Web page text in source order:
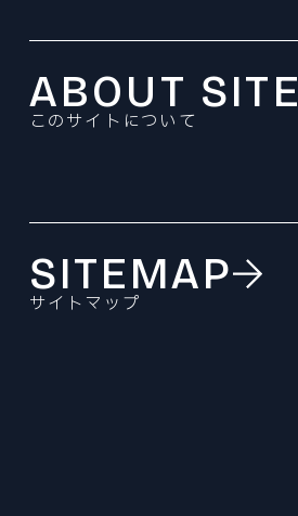
ABOUT SITE
このサイトについて
SITEMAP
サイトマップ